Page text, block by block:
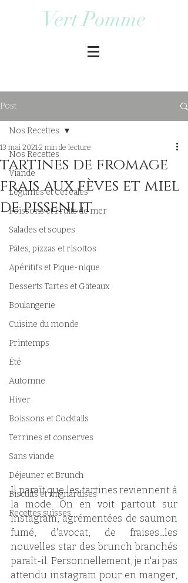
Vert Pomme
Post
Nos Recettes
Viande
Légumes et Cereales
Poissons et Fruits de mer
Salades et soupes
Pâtes, pizzas et risottos
Apéritifs et Pique-nique
Desserts Tartes et Gâteaux
Boulangerie
Cuisine du monde
Printemps
Été
Automne
Hiver
Boissons et Cocktails
Terrines et conserves
Sans viande
Déjeuner et Brunch
Biscuits et mignardises
Recettes suisses
Nos Recettes
tartines de fromage
frais aux fèves et miel
de pissenlit
13 mai 20212 min de lecture
Il paraît que les tartines reviennent à
la mode. On en voit partout sur
instagram, agrémentées de saumon
fumé, d'avocat, de fraises...les
nouvelles star des brunch branchés
paraît-il. Personnellement, je n'ai pas
attendu instagram pour en manger,